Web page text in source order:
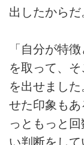
出したからだ
「自分が特
を取って、
を出せまし
せた印象も
っともっと
い判断をし